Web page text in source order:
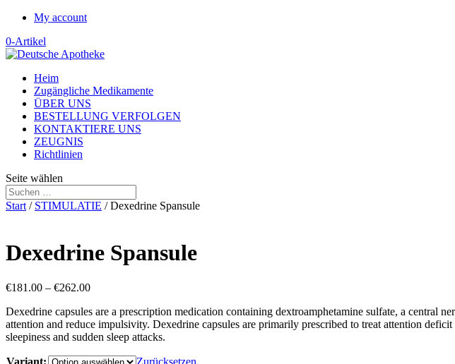
My account
0-Artikel
Heim
Zugängliche Medikamente
ÜBER UNS
BESTELLUNG VERFOLGEN
KONTAKTIERE UNS
ZEUGNIS
Richtlinien
Seite wählen
Start / STIMULATIE / Dexedrine Spansule
Dexedrine Spansule
€181.00 – €262.00Preisspanne:
bis
€262.00
Dexedrine capsules are a prescription medication containing dextroamphetamine sulfate, a central
attention and reduce impulsivity. Dexedrine capsules are primarily prescribed to treat attention
sleepiness and sudden sleep attacks.
Variant:
Zurücksetzen